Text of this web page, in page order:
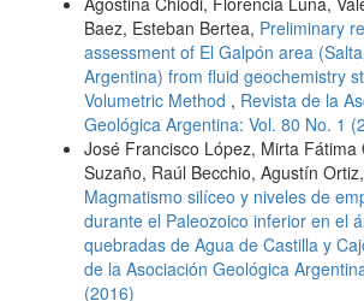
Baez, Esteban Bertea, Preliminary
assessment of El Galpón area
Argentina) from fluid geochemistry
Volumetric Method , Revista de la
Geológica Argentina: Vol. 80 No. 1
José Francisco López, Mirta Fátima
Suzaño, Raúl Becchio, Agustín
Magmatismo silíceo y niveles de
durante el Paleozoico inferior en el
quebradas de Agua de Castilla y
de la Asociación Geológica
(2016)